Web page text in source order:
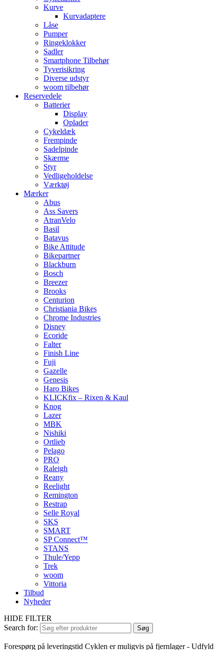
Kurve
Kurvadaptere
Låse
Pumper
Ringeklokker
Sadler
Smartphone Tilbehør
Tyverisikring
Diverse udstyr
woom tilbehør
Reservedele
Batterier
Display
Oplader
Cykeldæk
Frempinde
Sadelpinde
Skærme
Styr
Vedligeholdelse
Værktøj
Mærker
Abus
Ass Savers
AtranVelo
Basil
Batavus
Bike Attitude
Bikepartner
Blackburn
Bosch
Breezer
Brooks
Centurion
Christiania Bikes
Chrome Industries
Disney
Ecoride
Falter
Finish Line
Fuji
Gazelle
Genesis
Haro Bikes
KLICKfix – Rixen & Kaul
Knog
Lazer
MBK
Nishiki
Ortlieb
Pelago
PRO
Raleigh
Reany
Reelight
Remington
Restrap
Selle Royal
SKS
SMART
SP Connect™
STANS
Thule/Yepp
Trek
woom
Vittoria
Tilbud
Nyheder
HIDE FILTER
Search for:
Søg
Forespørg på leveringstid Cyklen er muligvis på fjernlager - Udfyld